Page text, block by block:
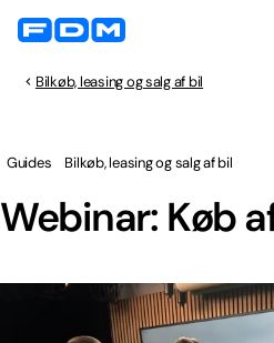
Bilkøb, leasing og salg af bil
Webinar: Køb
Guides Bilkøb, leasing og salg af bil